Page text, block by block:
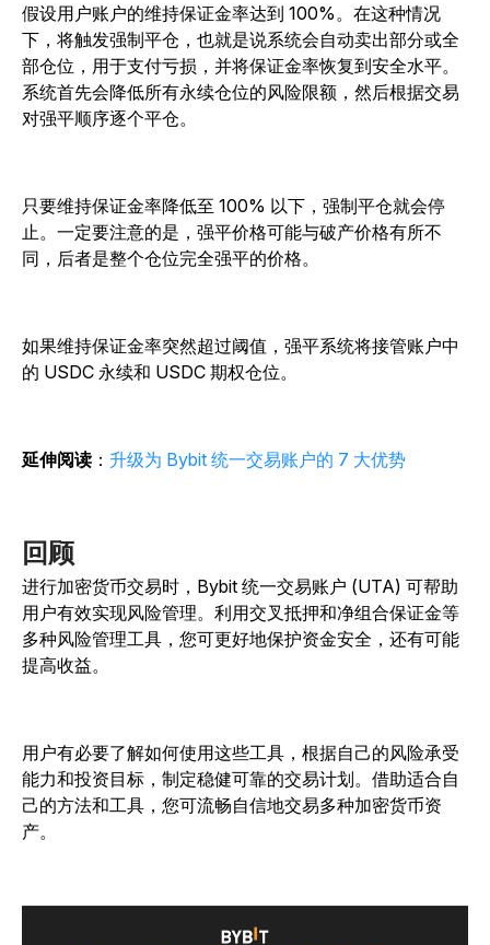
假设用户账户的维持保证金率达到 100%。在这种情况
下，将触发强制平仓，也就是说系统会自动卖出部分或全
部仓位，用于支付亏损，并将保证金率恢复到安全水平。
系统首先会降低所有永续仓位的风险限额，然后根据交易
对强平顺序逐个平仓。
只要维持保证金率降低至 100% 以下，强制平仓就会停
止。一定要注意的是，强平价格可能与破产价格有所不
同，后者是整个仓位完全强平的价格。
如果维持保证金率突然超过阈值，强平系统将接管账户中
的 USDC 永续和 USDC 期权仓位。
延伸阅读 ： 升级为 Bybit 统一交易账户的 7 大优势
回顾
进行加密货币交易时，Bybit 统一交易账户 (UTA) 可帮助
用户有效实现风险管理。利用交叉抵押和净组合保证金等
多种风险管理工具，您可更好地保护资金安全，还有可能
提高收益。
用户有必要了解如何使用这些工具，根据自己的风险承受
能力和投资目标，制定稳健可靠的交易计划。借助适合自
己的方法和工具，您可流畅自信地交易多种加密货币资
产。